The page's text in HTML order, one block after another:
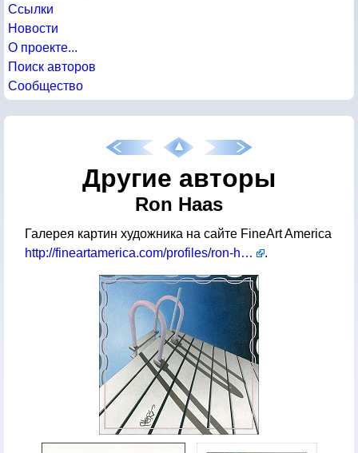
Ссылки
Новости
О проекте...
Поиск авторов
Сообщество
Другие авторы
Ron Haas
Галерея картин художника на сайте FineArt America
http://fineartamerica.com/profiles/ron-haas.html
.